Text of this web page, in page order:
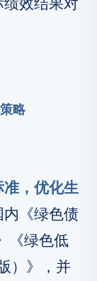
略
，优化生
《绿色债
《绿色低
）》，并